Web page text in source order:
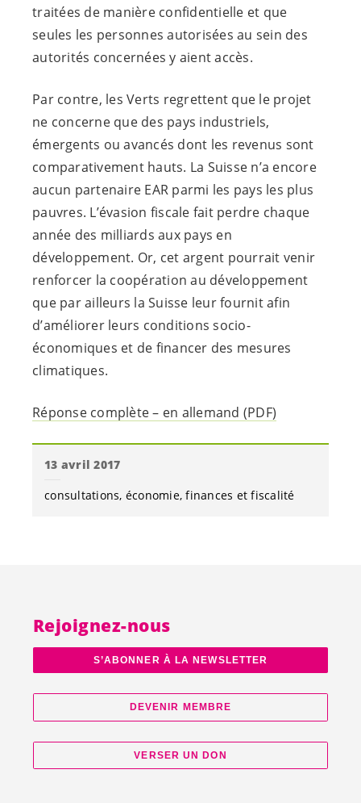
traitées de manière confidentielle et que
seules les personnes autorisées au sein des
autorités concernées y aient accès.
Par contre, les Verts regrettent que le projet
ne concerne que des pays industriels,
émergents ou avancés dont les revenus sont
comparativement hauts. La Suisse n’a encore
aucun partenaire EAR parmi les pays les plus
pauvres. L’évasion fiscale fait perdre chaque
année des milliards aux pays en
développement. Or, cet argent pourrait venir
renforcer la coopération au développement
que par ailleurs la Suisse leur fournit afin
d’améliorer leurs conditions socio-
économiques et de financer des mesures
climatiques.
Réponse complète – en allemand (PDF)
13 avril 2017
consultations économie finances et fiscalité
Rejoignez-nous
S’ABONNER À LA NEWSLETTER
DEVENIR MEMBRE
VERSER UN DON